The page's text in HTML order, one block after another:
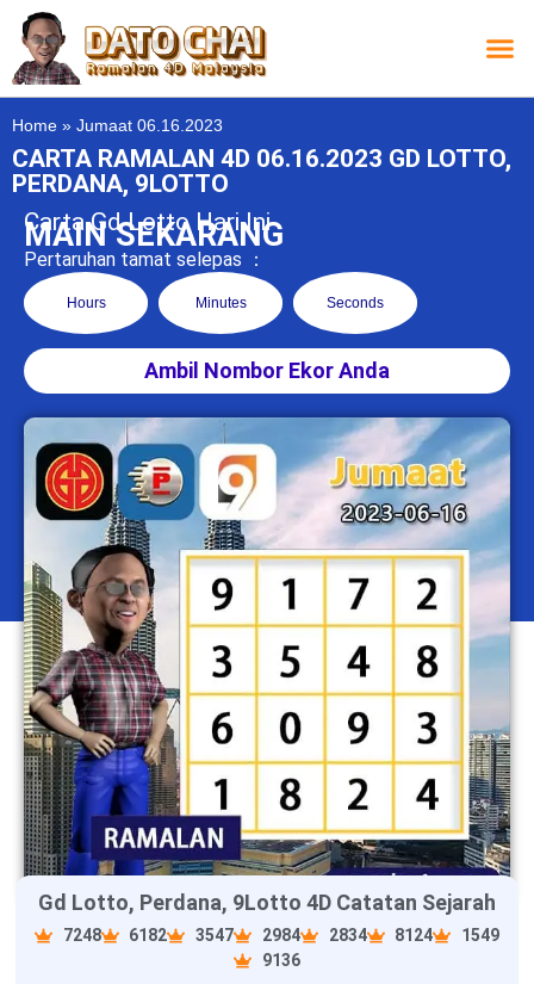
Home » Jumaat 06.16.2023
CARTA RAMALAN 4D 06.16.2023 GD LOTTO,
PERDANA, 9LOTTO
Carta Gd Lotto Hari Ini
MAIN SEKARANG
Pertaruhan tamat selepas ：
Hours Minutes Seconds
Ambil Nombor Ekor Anda
Gd Lotto, Perdana, 9Lotto 4D Catatan Sejarah
7248 6182 3547 2984 2834 8124
1549
9136